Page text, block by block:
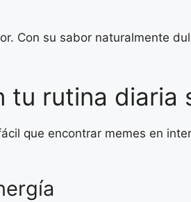
Con su sabor naturalmente
tu rutina diaria
que encontrar memes en